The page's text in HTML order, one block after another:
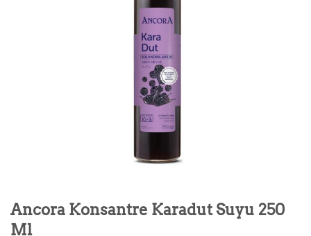
Ancora Konsantre Karadut Suyu 250
Ml